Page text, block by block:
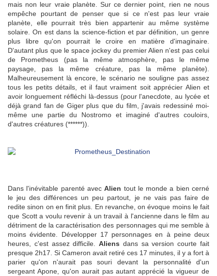
mais non leur vraie planète. Sur ce dernier point, rien ne nous
empêche pourtant de penser que si ce n'est pas leur vraie
planète, elle pourrait très bien appartenir au même système
solaire. On est dans la science-fiction et par définition, un genre
plus libre qu'on pourrait le croire en matière d'imaginaire.
D'autant plus que le space jockey du premier Alien n'est pas celui
de Prometheus (pas la même atmosphère, pas le même
paysage, pas la même créature, pas la même planète).
Malheureusement là encore, le scénario ne souligne pas assez
tous les petits détails, et il faut vraiment soit apprécier Alien et
avoir longuement réfléchi là-dessus (pour l'anecdote, au lycée et
déjà grand fan de Giger plus que du film, j'avais redessiné moi-
même une partie du Nostromo et imaginé d'autres couloirs,
d'autres créatures (******)).
Dans l'inévitable parenté avecAlien tout le monde a bien cerné
le jeu des différences un peu partout, je ne vais pas faire de
redite sinon on en finit plus. En revanche, on évoque moins le fait
que Scott a voulu revenir à un travail à l'ancienne dans le film au
détriment de la caractérisation des personnages qui me semble à
moins évidente. Développer 17 personnages en à peine deux
heures, c'est assez difficile.Aliens dans sa version courte fait
presque 2h17. Si Cameron avait retiré ces 17 minutes, il y a fort à
parier qu'on n'aurait pas souri devant la personnalité d'un
sergeant Apone, qu'on aurait pas autant apprécié la vigueur de